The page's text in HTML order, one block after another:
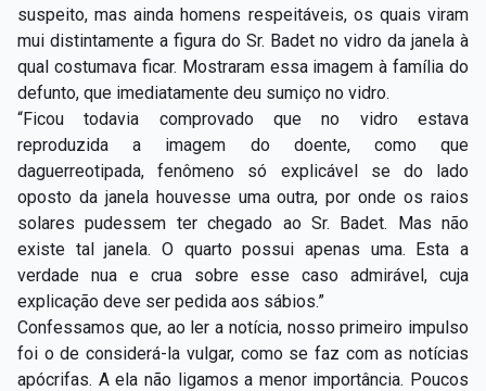
suspeito, mas ainda homens respeitáveis, os quais viram
mui distintamente a figura do Sr. Badet no vidro da janela à
qual costumava ficar. Mostraram essa imagem à família do
defunto, que imediatamente deu sumiço no vidro.
“Ficou todavia comprovado que no vidro estava
reproduzida a imagem do doente, como que
daguerreotipada, fenômeno só explicável se do lado
oposto da janela houvesse uma outra, por onde os raios
solares pudessem ter chegado ao Sr. Badet. Mas não
existe tal janela. O quarto possui apenas uma. Esta a
verdade nua e crua sobre esse caso admirável, cuja
explicação deve ser pedida aos sábios.”
Confessamos que, ao ler a notícia, nosso primeiro impulso
foi o de considerá-la vulgar, como se faz com as notícias
apócrifas. A ela não ligamos a menor importância. Poucos